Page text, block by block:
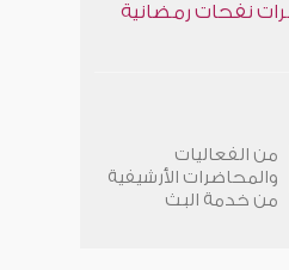
نفحات رمضانية
من الفعاليات
والمحاضرات الأرشيفية
من خدمة البث